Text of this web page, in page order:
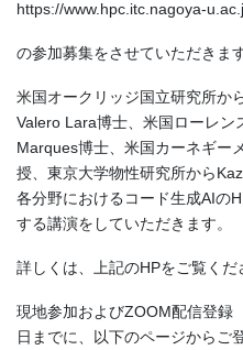
https://www.hpc.itc.nagoya-
の参加募集をさせていただきま
米国オークリッジ国立研究所か
Valero Lara博士、米国ローレン
Marques博士、米国カーネギー
授、東京大学物性研究所から
各分野におけるコード生成AIの
する講演をしていただきます。
詳しくは、上記のHPをご覧くだ
現地参加およびZOOM配信登録
日までに、以下のページからご